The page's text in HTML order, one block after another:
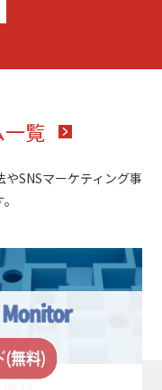
一覧
SNSマーケティング事